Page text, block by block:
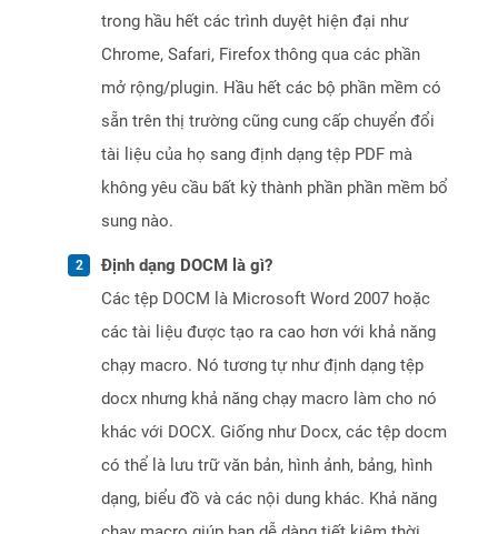
trong hầu hết các trình duyệt hiện đại như
Chrome, Safari, Firefox thông qua các phần
mở rộng/plugin. Hầu hết các bộ phần mềm có
sẵn trên thị trường cũng cung cấp chuyển đổi
tài liệu của họ sang định dạng tệp PDF mà
không yêu cầu bất kỳ thành phần phần mềm bổ
sung nào.
Định dạng DOCM là gì?
Các tệp DOCM là Microsoft Word 2007 hoặc
các tài liệu được tạo ra cao hơn với khả năng
chạy macro. Nó tương tự như định dạng tệp
docx nhưng khả năng chạy macro làm cho nó
khác với DOCX. Giống như Docx, các tệp docm
có thể là lưu trữ văn bản, hình ảnh, bảng, hình
dạng, biểu đồ và các nội dung khác. Khả năng